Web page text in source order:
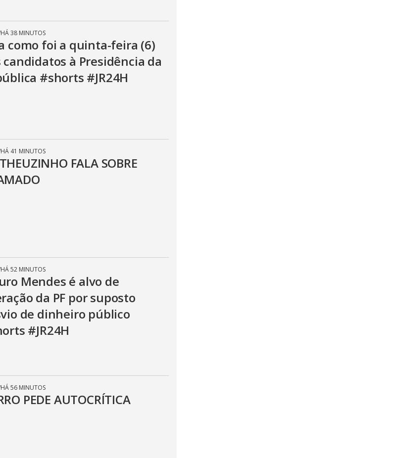
HÁ 38 MINUTOS
como foi a quinta-feira (6)
candidatos à Presidência da
#shorts #JR24H
HÁ 41 MINUTOS
FALA SOBRE
HÁ 52 MINUTOS
Mendes é alvo de
da PF por suposto
de dinheiro público
#JR24H
HÁ 56 MINUTOS
PEDE AUTOCRÍTICA